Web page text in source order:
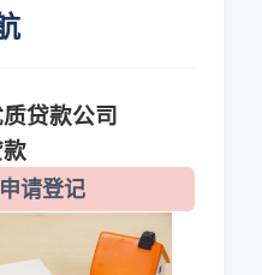
贷款公司
请登记